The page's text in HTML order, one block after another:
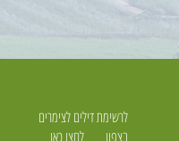
לרשימת דילים לצימרים
בצפון לחצו כאן